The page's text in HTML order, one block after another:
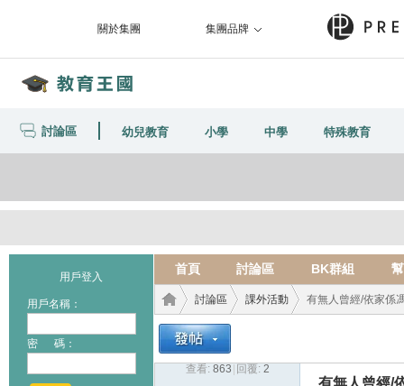
關於集團 集團品牌
討論區 幼兒教育 小學 中學 特殊教育
用戶登入
用戶名稱：
密 碼：
首頁 討論區 BK群組
討論區
›
課外活動 有無人曾經/依家係
查看: 863 回覆: 2
有無人曾經/